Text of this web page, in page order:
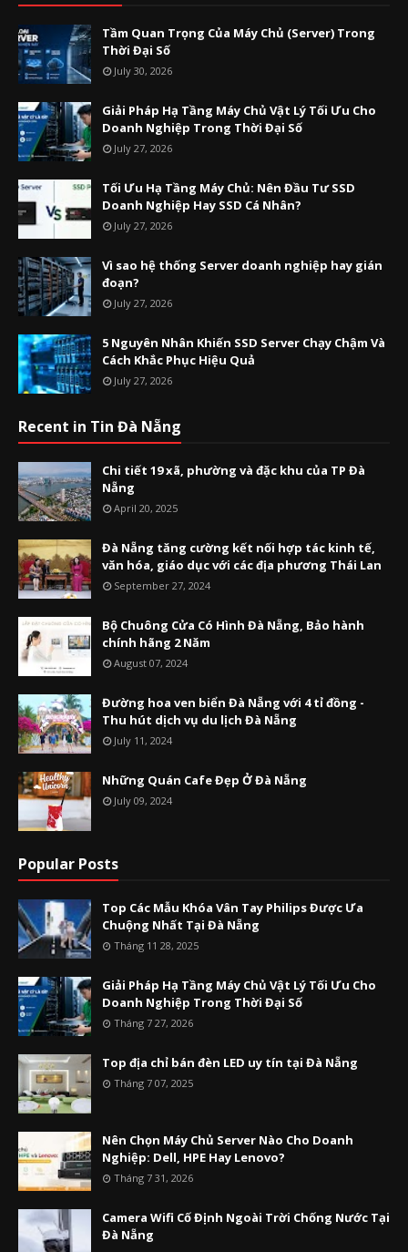
Tầm Quan Trọng Của Máy Chủ (Server) Trong
Thời Đại Số
July 30, 2026
Giải Pháp Hạ Tầng Máy Chủ Vật Lý Tối Ưu Cho
Doanh Nghiệp Trong Thời Đại Số
July 27, 2026
Tối Ưu Hạ Tầng Máy Chủ: Nên Đầu Tư SSD
Doanh Nghiệp Hay SSD Cá Nhân?
July 27, 2026
Vì sao hệ thống Server doanh nghiệp hay gián
đoạn?
July 27, 2026
5 Nguyên Nhân Khiến SSD Server Chạy Chậm Và
Cách Khắc Phục Hiệu Quả
July 27, 2026
Recent in Tin Đà Nẵng
Chi tiết 19 xã, phường và đặc khu của TP Đà
Nẵng
April 20, 2025
Đà Nẵng tăng cường kết nối hợp tác kinh tế,
văn hóa, giáo dục với các địa phương Thái Lan
September 27, 2024
Bộ Chuông Cửa Có Hình Đà Nẵng, Bảo hành
chính hãng 2 Năm
August 07, 2024
Đường hoa ven biển Đà Nẵng với 4 tỉ đồng -
Thu hút dịch vụ du lịch Đà Nẵng
July 11, 2024
Những Quán Cafe Đẹp Ở Đà Nẵng
July 09, 2024
Popular Posts
Top Các Mẫu Khóa Vân Tay Philips Được Ưa
Chuộng Nhất Tại Đà Nẵng
Tháng 11 28, 2025
Giải Pháp Hạ Tầng Máy Chủ Vật Lý Tối Ưu Cho
Doanh Nghiệp Trong Thời Đại Số
Tháng 7 27, 2026
Top địa chỉ bán đèn LED uy tín tại Đà Nẵng
Tháng 7 07, 2025
Nên Chọn Máy Chủ Server Nào Cho Doanh
Nghiệp: Dell, HPE Hay Lenovo?
Tháng 7 31, 2026
Camera Wifi Cố Định Ngoài Trời Chống Nước Tại
Đà Nẵng